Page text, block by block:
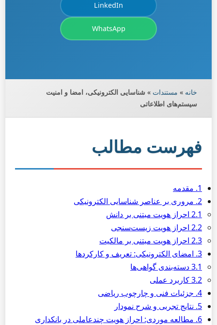
LinkedIn
WhatsApp
خانه » مستندات » شناسایی الکترونیکی، امضا و امنیت
سیستم‌های اطلاعاتی
فهرست مطالب
1. مقدمه
2. مروری بر عناصر شناسایی الکترونیکی
2.1 احراز هویت مبتنی بر دانش
2.2 احراز هویت زیست‌سنجی
2.3 احراز هویت مبتنی بر مالکیت
3. امضای الکترونیکی: تعریف و کارکردها
3.1 دسته‌بندی گواهی‌ها
3.2 کاربرد عملی
4. جزئیات فنی و چارچوب ریاضی
5. نتایج تجربی و شرح نمودار
6. مطالعه موردی: احراز هویت چندعاملی در بانکداری